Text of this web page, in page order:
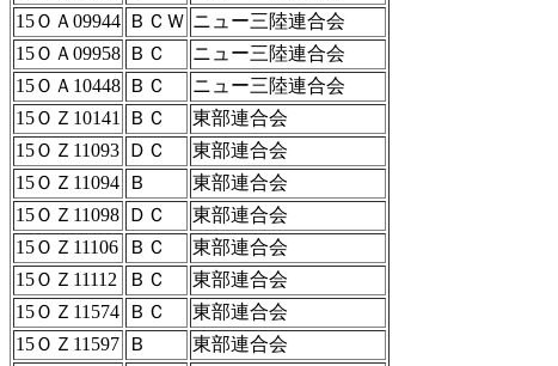
15ＯＡ09944 ＢＣＷ ニュー三陸連合会
15ＯＡ09958 ＢＣ
ニュー三陸連合会
15ＯＡ10448 ＢＣ
ニュー三陸連合会
15ＯＺ10141
ＢＣ
東部連合会
15ＯＺ11093 ＤＣ
東部連合会
15ＯＺ11094
Ｂ
東部連合会
15ＯＺ11098 ＤＣ
東部連合会
15ＯＺ11106
ＢＣ
東部連合会
15ＯＺ11112
ＢＣ
東部連合会
15ＯＺ11574
ＢＣ
東部連合会
15ＯＺ11597
Ｂ 東部連合会